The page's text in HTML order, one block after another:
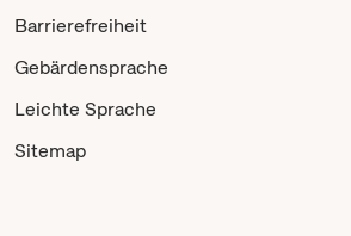
Barrierefreiheit
Gebärdensprache
Leichte Sprache
Sitemap